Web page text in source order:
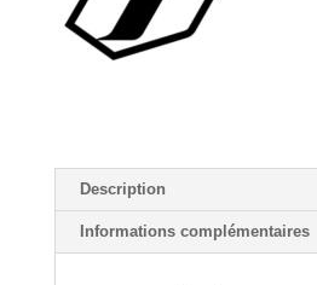
Description
Informations complémentaires